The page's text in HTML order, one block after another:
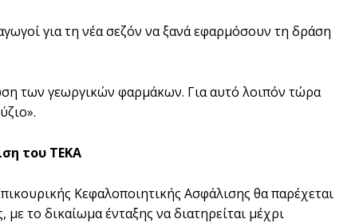
για τη νέα σεζόν να ξανά εφαρµόσουν τη δράση
των γεωργικών φαρµάκων. Για αυτό λοιπόν τώρα
του ΤΕΚΑ
Κεφαλοποιητικής Ασφάλισης θα παρέχεται
το δικαίωµα ένταξης να διατηρείται µέχρι